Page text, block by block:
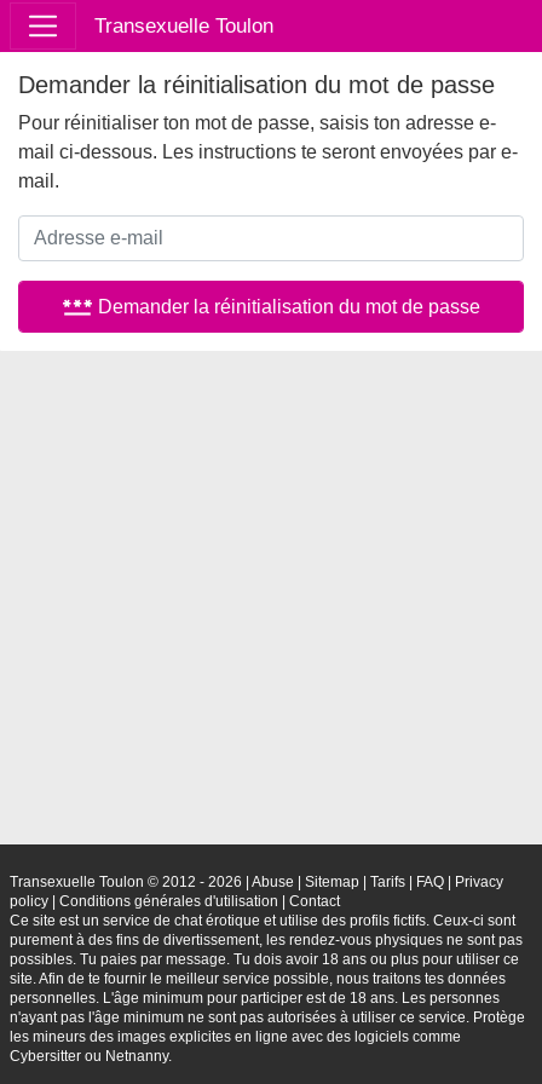
Transexuelle Toulon
Demander la réinitialisation du mot de passe
Pour réinitialiser ton mot de passe, saisis ton adresse e-
mail ci-dessous. Les instructions te seront envoyées par e-
mail.
password Demander la réinitialisation du mot de passe
Transexuelle Toulon © 2012 - 2026 Abuse Sitemap| Tarifs| FAQ|
Privacy
policy| Conditions générales d'utilisation
Contact
Ce site est un service de chat érotique et utilise des profils fictifs. Ceux-ci sont
purement à des fins de divertissement, les rendez-vous physiques ne sont pas
possibles. Tu paies par message. Tu dois avoir 18 ans ou plus pour utiliser ce
site. Afin de te fournir le meilleur service possible, nous traitons tes données
personnelles. L'âge minimum pour participer est de 18 ans. Les personnes
n'ayant pas l'âge minimum ne sont pas autorisées à utiliser ce service. Protège
les mineurs des images explicites en ligne avec des logiciels comme
Cybersitter ou Netnanny.